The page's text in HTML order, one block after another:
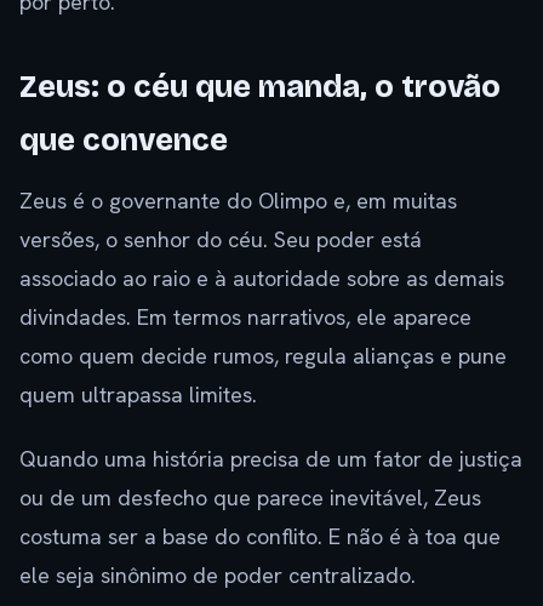
Zeus: o céu que manda, o trovão
que convence
Zeus é o governante do Olimpo e, em muitas
versões, o senhor do céu. Seu poder está
associado ao raio e à autoridade sobre as demais
divindades. Em termos narrativos, ele aparece
como quem decide rumos, regula alianças e pune
quem ultrapassa limites.
Quando uma história precisa de um fator de justiça
ou de um desfecho que parece inevitável, Zeus
costuma ser a base do conflito. E não é à toa que
ele seja sinônimo de poder centralizado.